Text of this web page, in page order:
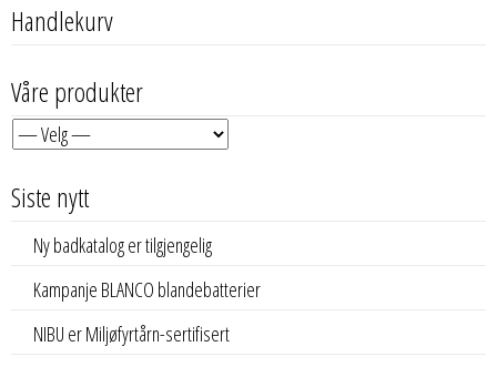
Handlekurv
Våre produkter
Siste nytt
Ny badkatalog er tilgjengelig
Kampanje BLANCO blandebatterier
NIBU er Miljøfyrtårn-sertifisert